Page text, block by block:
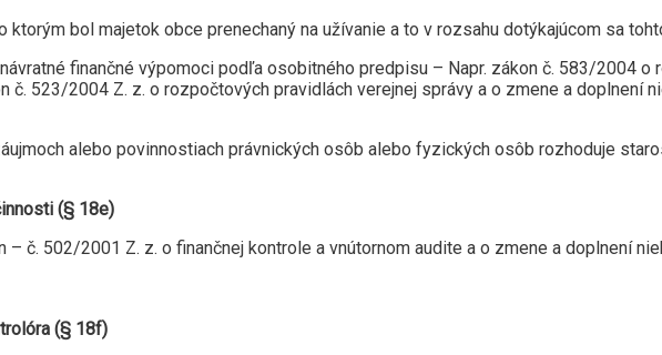
bol majetok obce prenechaný na užívanie a to v rozsahu dotýkajúcom sa
finančné výpomoci podľa osobitného predpisu – Napr. zákon č. 583/2004 o
523/2004 Z. z. o rozpočtových pravidlách verejnej správy a o zmene a doplnení
alebo povinnostiach právnických osôb alebo fyzických osôb rozhoduje
(§ 18e)
č. 502/2001 Z. z. o finančnej kontrole a vnútornom audite a o zmene a doplnení
(§ 18f)